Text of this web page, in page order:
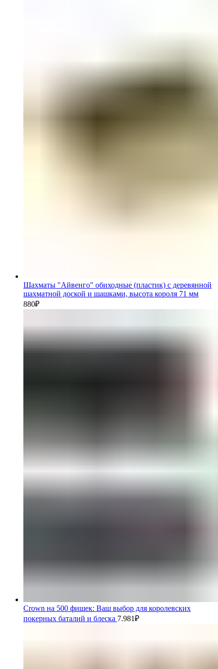
Шахматы "Айвенго" обиходные (пластик) с деревянной
шахматной доской и шашками, высота короля 71 мм
880₽
Crown на 500 фишек: Ваш выбор для королевских
покерных баталий и блеска 7.981₽